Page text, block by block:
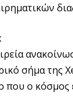
σήμα της
που ο κόσμος